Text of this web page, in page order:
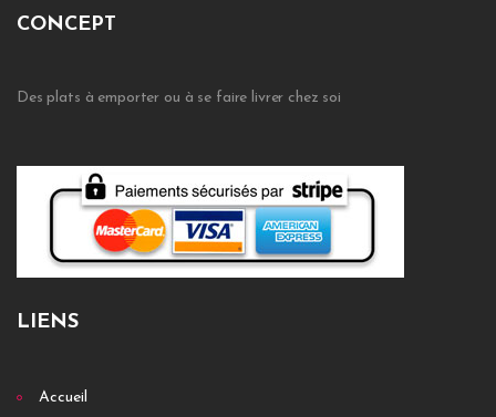
CONCEPT
Des plats à emporter ou à se faire livrer chez soi
LIENS
Accueil